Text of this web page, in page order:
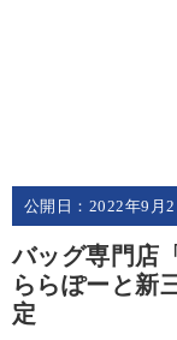
公開日： 2022年9月2
バッグ専門店
ららぽーと新
定